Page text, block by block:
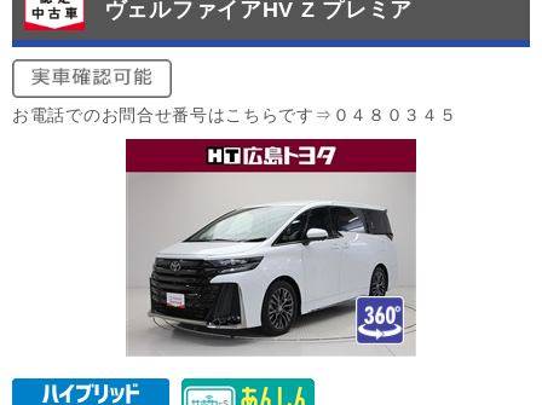
ヴェルファイアHV Z プレミア
お電話でのお問合せ番号はこちらです⇒０４８０３４５